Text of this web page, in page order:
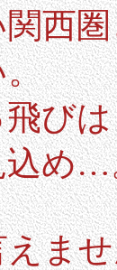
西
。
び
込め…
ま